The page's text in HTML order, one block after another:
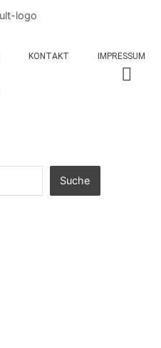
KONTAKT IMPRESSUM
Suche